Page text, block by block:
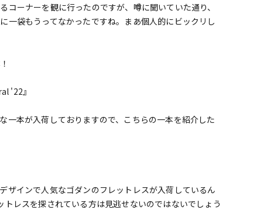
ーナーを観に行ったのですが、噂に聞いていた通り、
一袋もうってなかったですね。まあ個人的にビックリし
'22』
一本が入荷しておりますので、こちらの一本を紹介した
ザインで人気なゴダンのフレットレスが入荷しているん
レスを探されている方は見逃せないのではないでしょう